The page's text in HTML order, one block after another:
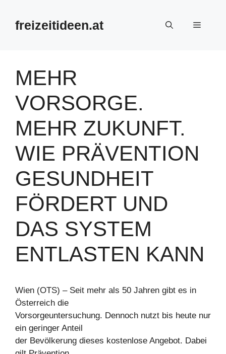
Inhalt
springenfreizeitideen.at Menü
MEHR
VORSORGE.
MEHR ZUKUNFT.
WIE PRÄVENTION
GESUNDHEIT
FÖRDERT UND
DAS SYSTEM
ENTLASTEN KANN
Wien (OTS) – Seit mehr als 50 Jahren gibt es in
Österreich die
Vorsorgeuntersuchung. Dennoch nutzt bis heute nur
ein geringer Anteil
der Bevölkerung dieses kostenlose Angebot. Dabei